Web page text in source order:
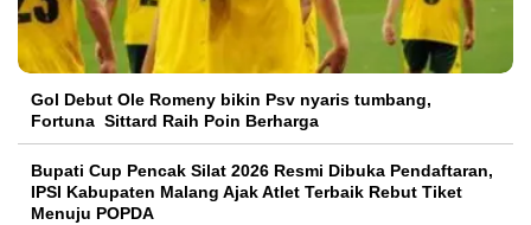
Gol Debut Ole Romeny bikin Psv nyaris tumbang,
Fortuna Sittard Raih Poin Berharga
Bupati Cup Pencak Silat 2026 Resmi Dibuka Pendaftaran,
IPSI Kabupaten Malang Ajak Atlet Terbaik Rebut Tiket
Menuju POPDA